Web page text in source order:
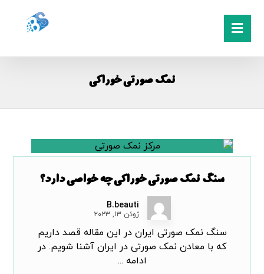
نمک صورتی خوراکی
سنگ نمک صورتی خوراکی چه خواصی دارد؟
B.beauti
ژوئن ۱۳, ۲۰۲۳
سنگ نمک صورتی ایران در این مقاله قصد داریم
که با معادن نمک صورتی در ایران آشنا شویم. در
ادامه ...